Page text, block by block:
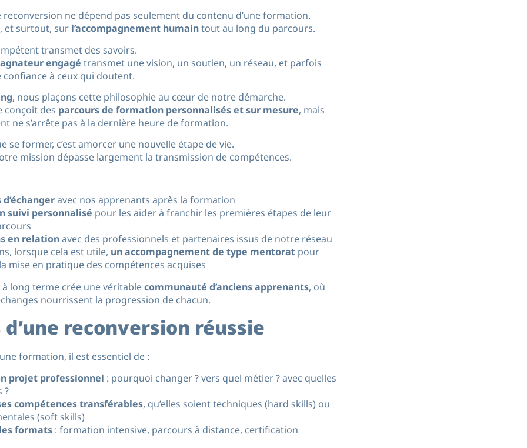
reconversion ne dépend pas seulement du contenu d’une formation.
et surtout, sur l’accompagnement humaintout au long du parcours.
transmet des savoirs.
engagé transmet une vision, un soutien, un réseau, et parfois
à ceux qui doutent.
, nous plaçons cette philosophie au cœur de notre démarche.
conçoit des parcours de formation personnalisés et sur mesure, mais
ne s’arrête pas à la dernière heure de formation.
se former, c’est amorcer une nouvelle étape de vie.
mission dépasse largement la transmission de compétences.
avec nos apprenants après la formation
suivi personnalisé pour les aider à franchir les premières étapes de leur
en relationavec des professionnels et partenaires issus de notre réseau
lorsque cela est utile, un accompagnement de type mentorat pour
mise en pratique des compétences acquises
long terme crée une véritablecommunauté d’anciens apprenants, où
nourrissent la progression de chacun.
d’une reconversion réussie
formation, il est essentiel de :
projet professionnel : pourquoi changer ? vers quel métier ? avec quelles
?
compétences transférables, qu’elles soient techniques (hard skills) ou
(soft skills)
formats : formation intensive, parcours à distance, certification